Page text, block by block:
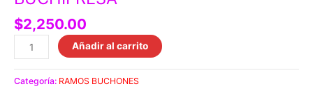
$2,250.00
Añadir al carrito
Categoría: RAMOS BUCHONES